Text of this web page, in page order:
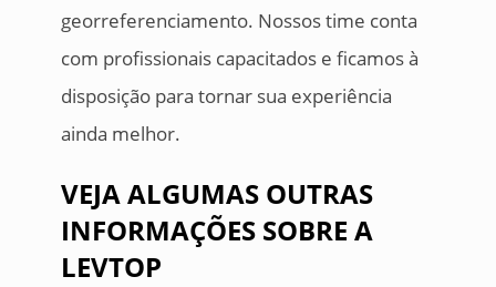
georreferenciamento. Nossos time conta
com profissionais capacitados e ficamos à
disposição para tornar sua experiência
ainda melhor.
VEJA ALGUMAS OUTRAS
INFORMAÇÕES SOBRE A
LEVTOP